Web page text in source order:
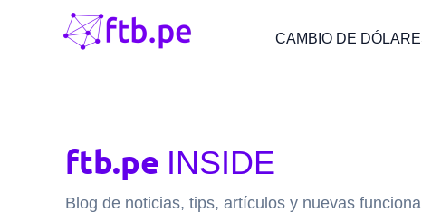
CAMBIO DE
ftb.pe INSIDE
Blog de noticias, tips, artículos y nuevas